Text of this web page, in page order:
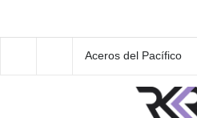
Aceros del Pacífico